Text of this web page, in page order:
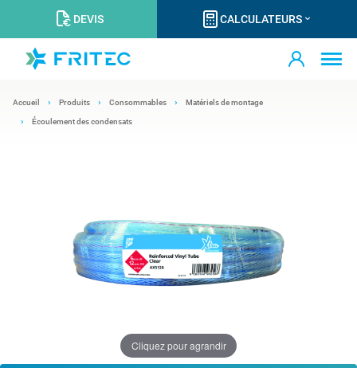
DEVIS CALCULATEURS
Accueil Produits Consommables Matériels de montage
Écoulement des condensats
Cliquez pour agrandir